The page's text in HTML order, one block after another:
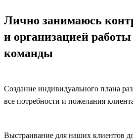
Лично занимаюсь
и организацией работы
команды
Создание индивидуального плана
все потребности и пожелания
Выстраивание для наших клиентов